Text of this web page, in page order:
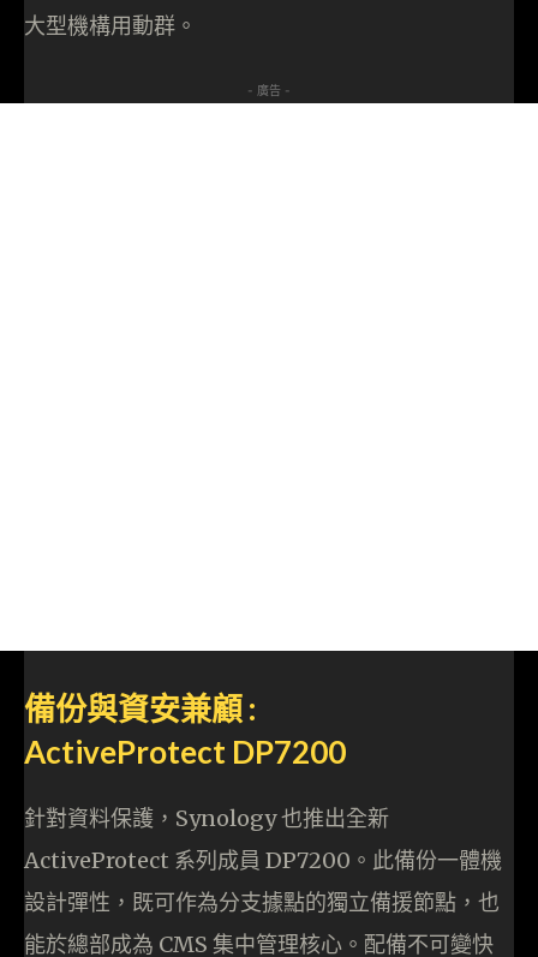
大型機構用動群。
- 廣告 -
備份與資安兼顧 :
ActiveProtect DP7200
針對資料保護，Synology 也推出全新
ActiveProtect 系列成員 DP7200。此備份一體機
設計彈性，既可作為分支據點的獨立備援節點，也
能於總部成為 CMS 集中管理核心。配備不可變快